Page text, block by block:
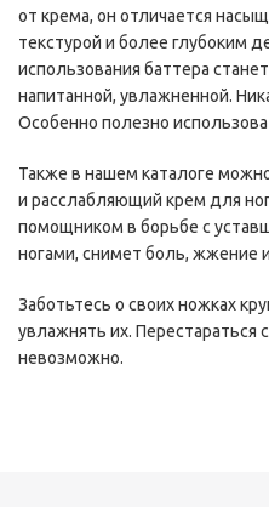
от крема, он отличается
текстурой и более глубоким
использования баттера
напитанной, увлажненной.
Особенно полезно
Также в нашем каталоге
и расслабляющий крем для
помощником в борьбе с
ногами, снимет боль, жжение
Заботьтесь о своих ножках
увлажнять их. Перестараться
невозможно.